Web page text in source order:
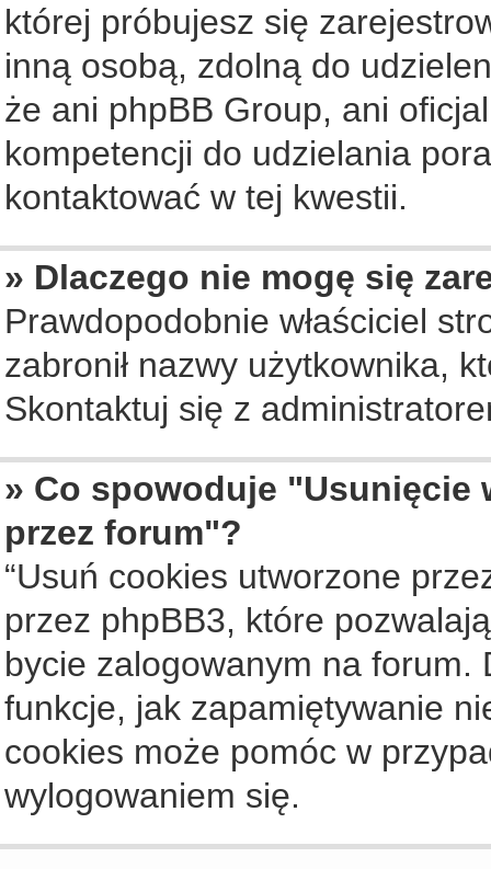
której próbujesz się
inną osobą, zdolną do
że ani phpBB Group, ani
kompetencji do udzielania
kontaktować w tej kwestii.
» Dlaczego nie mogę się
Prawdopodobnie właściciel
zabronił nazwy użytkownika,
Skontaktuj się z
» Co spowoduje
przez forum"?
“Usuń cookies utworzone
przez phpBB3, które
bycie zalogowanym na forum.
funkcje, jak zapamiętywanie
cookies może pomóc w
wylogowaniem się.